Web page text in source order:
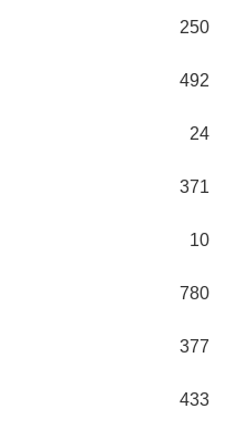
250
492
24
371
10
780
377
433